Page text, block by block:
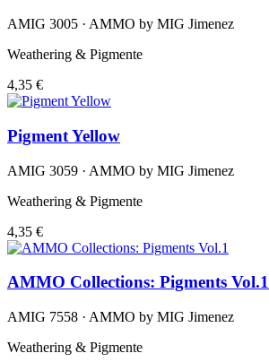
AMIG 3005 · AMMO by MIG Jimenez
Weathering & Pigmente
4,35 €
Pigment Yellow
AMIG 3059 · AMMO by MIG Jimenez
Weathering & Pigmente
4,35 €
AMMO Collections: Pigments Vol.1
AMIG 7558 · AMMO by MIG Jimenez
Weathering & Pigmente